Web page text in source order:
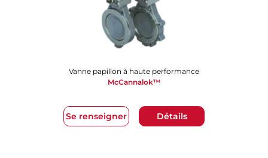
Se renseigner Détails
Vanne papillon à haute performance
McCannalok™